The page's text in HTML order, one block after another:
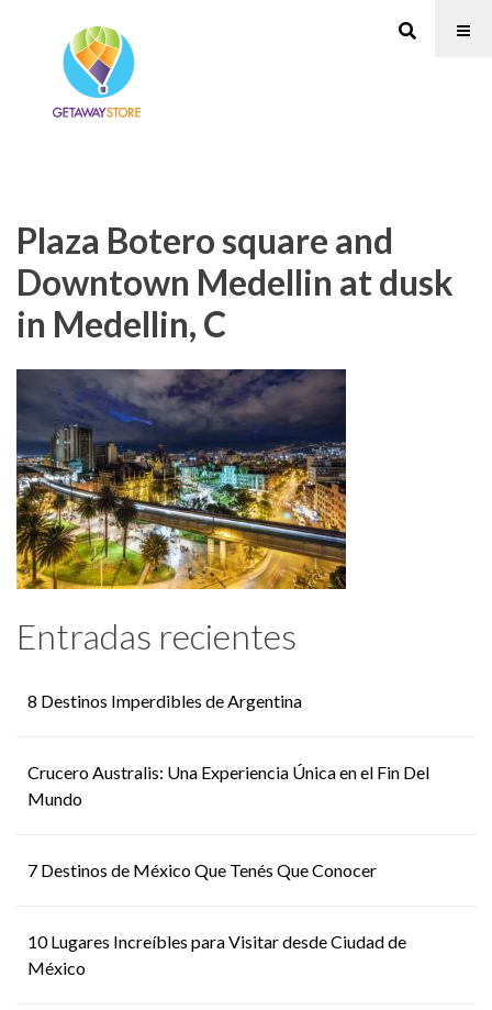
Plaza Botero square and
Downtown Medellin at dusk
in Medellin, C
Entradas recientes
8 Destinos Imperdibles de Argentina
Crucero Australis: Una Experiencia Única en el Fin Del
Mundo
7 Destinos de México Que Tenés Que Conocer
10 Lugares Increíbles para Visitar desde Ciudad de
México